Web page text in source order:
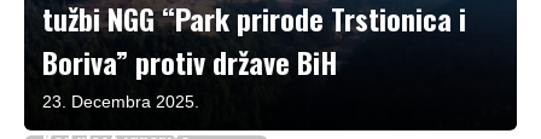
tužbi NGG “Park prirode Trstionica i
Boriva” protiv države BiH
23. Decembra 2025.
Aktivizam